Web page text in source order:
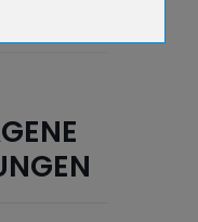
remote-connected-
player-bandwidth